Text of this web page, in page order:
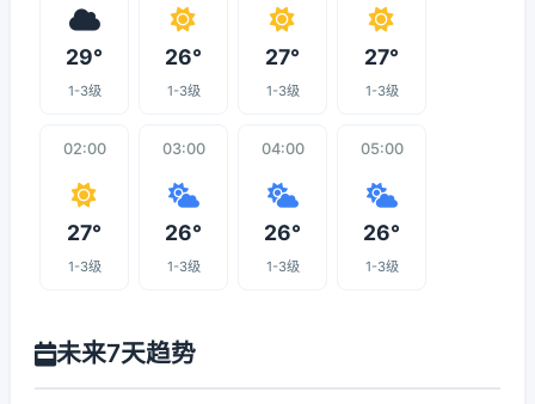
29°
1-3级
26°
1-3级
27°
1-3级
27°
1-3级
02:00
27°
1-3级
03:00
26°
1-3级
04:00
26°
1-3级
05:00
26°
1-3级
未来7天趋势